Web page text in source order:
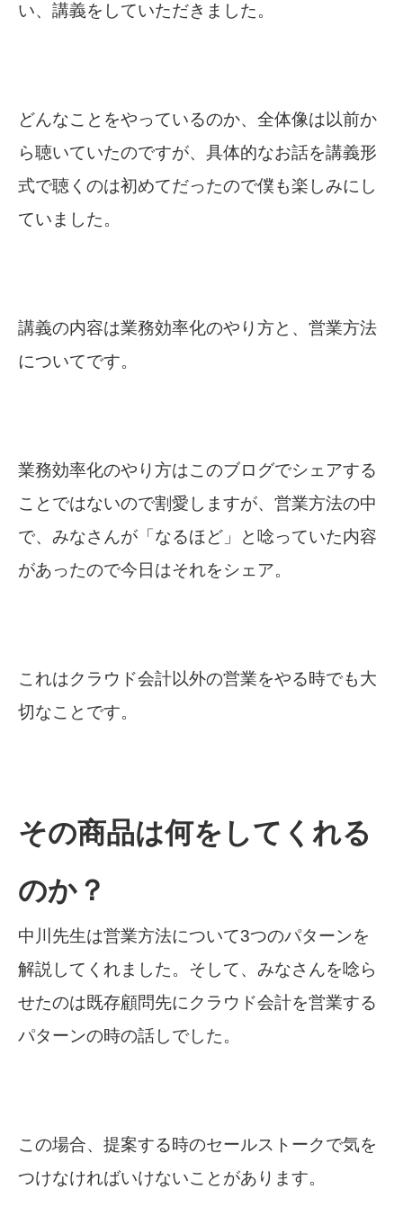
い、講義をしていただきました。
どんなことをやっているのか、全体像は以前か
ら聴いていたのですが、具体的なお話を講義形
式で聴くのは初めてだったので僕も楽しみにし
ていました。
講義の内容は業務効率化のやり方と、営業方法
についてです。
業務効率化のやり方はこのブログでシェアする
ことではないので割愛しますが、営業方法の中
で、みなさんが「なるほど」と唸っていた内容
があったので今日はそれをシェア。
これはクラウド会計以外の営業をやる時でも大
切なことです。
その商品は何をしてくれる
のか？
中川先生は営業方法について3つのパターンを
解説してくれました。そして、みなさんを唸ら
せたのは既存顧問先にクラウド会計を営業する
パターンの時の話しでした。
この場合、提案する時のセールストークで気を
つけなければいけないことがあります。